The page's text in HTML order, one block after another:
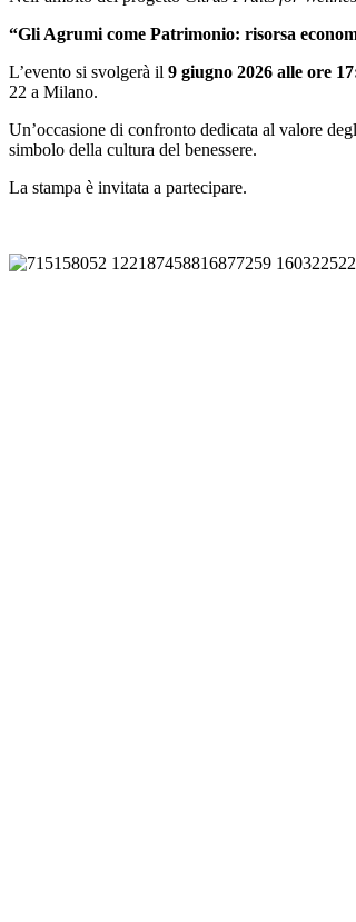
“Gli Agrumi come Patrimonio: risorsa
L’evento si svolgerà il 9 giugno 2026 alle ore
22 a Milano.
Un’occasione di confronto dedicata al valore
simbolo della cultura del benessere.
La stampa è invitata a partecipare.